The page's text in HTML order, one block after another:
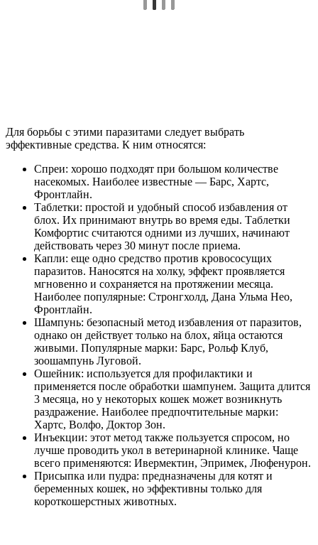
Для борьбы с этими паразитами следует выбрать
эффективные средства. К ним относятся:
Спреи: хорошо подходят при большом количестве
насекомых. Наиболее известные — Барс, Хартс,
Фронтлайн.
Таблетки: простой и удобный способ избавления от
блох. Их принимают внутрь во время еды. Таблетки
Комфортис считаются одними из лучших, начинают
действовать через 30 минут после приема.
Капли: еще одно средство против кровососущих
паразитов. Наносятся на холку, эффект проявляется
мгновенно и сохраняется на протяжении месяца.
Наиболее популярные: Стронгхолд, Дана Ульма Нео,
Фронтлайн.
Шампунь: безопасный метод избавления от паразитов,
однако он действует только на блох, яйца остаются
живыми. Популярные марки: Барс, Рольф Клуб,
зоошампунь Луговой.
Ошейник: используется для профилактики и
применяется после обработки шампунем. Защита длится
3 месяца, но у некоторых кошек может возникнуть
раздражение. Наиболее предпочтительные марки:
Хартс, Волфо, Доктор Зон.
Инъекции: этот метод также пользуется спросом, но
лучше проводить укол в ветеринарной клинике. Чаще
всего применяются: Ивермектин, Эпримек, Люфенурон.
Присыпка или пудра: предназначены для котят и
беременных кошек, но эффективны только для
короткошерстных животных.